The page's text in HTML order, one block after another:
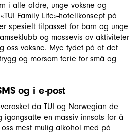
i alle aldre, unge voksne og
Family Life»-hotellkonsept på
spesielt tilpasset for barn og unge
og massevis av aktiviteter
oss voksne. Mye tydet på at det
og morsom ferie for små og
og i e-post
da TUI og Norwegian de
igangsatte en massiv innsats for å
mest mulig alkohol med på